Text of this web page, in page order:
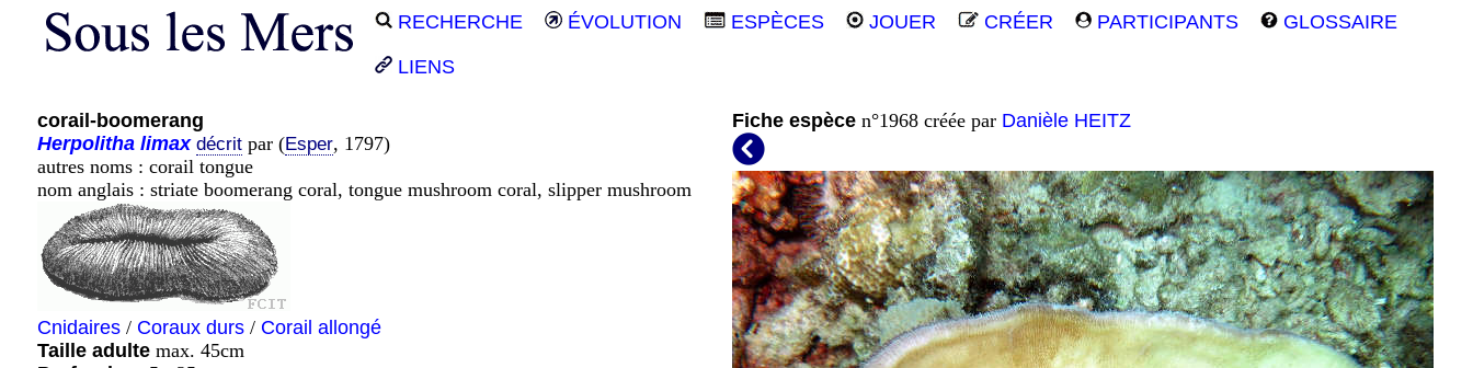
RECHERCHE ÉVOLUTION ESPÈCES JOUER CRÉER PARTICIPANTS GLOSSAIRE
LIENS
corail-boomerang
Herpolitha limax décrit par (Esper, 1797)
autres noms : corail tongue
nom anglais : striate boomerang coral, tongue mushroom coral, slipper mushroom
Cnidaires / Coraux durs / Corail allongé
Taille adulte max. 45cm
Fiche espèce n°1968 créée par Danièle HEITZ